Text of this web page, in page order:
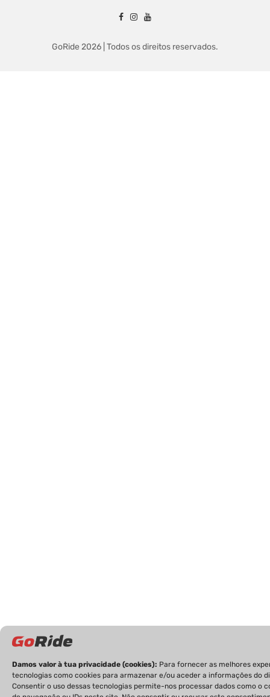
Damos valor à tua privacidade (cookies): Para fornecer as melhores
tecnologias como cookies para armazenar e/ou aceder a informações do
Consentir o uso dessas tecnologias permite-nos processar dados como o
GoRide 2026 | Todos os direitos reservados.